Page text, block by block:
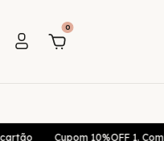
0
Cupom 10%OFF 1. Compra: